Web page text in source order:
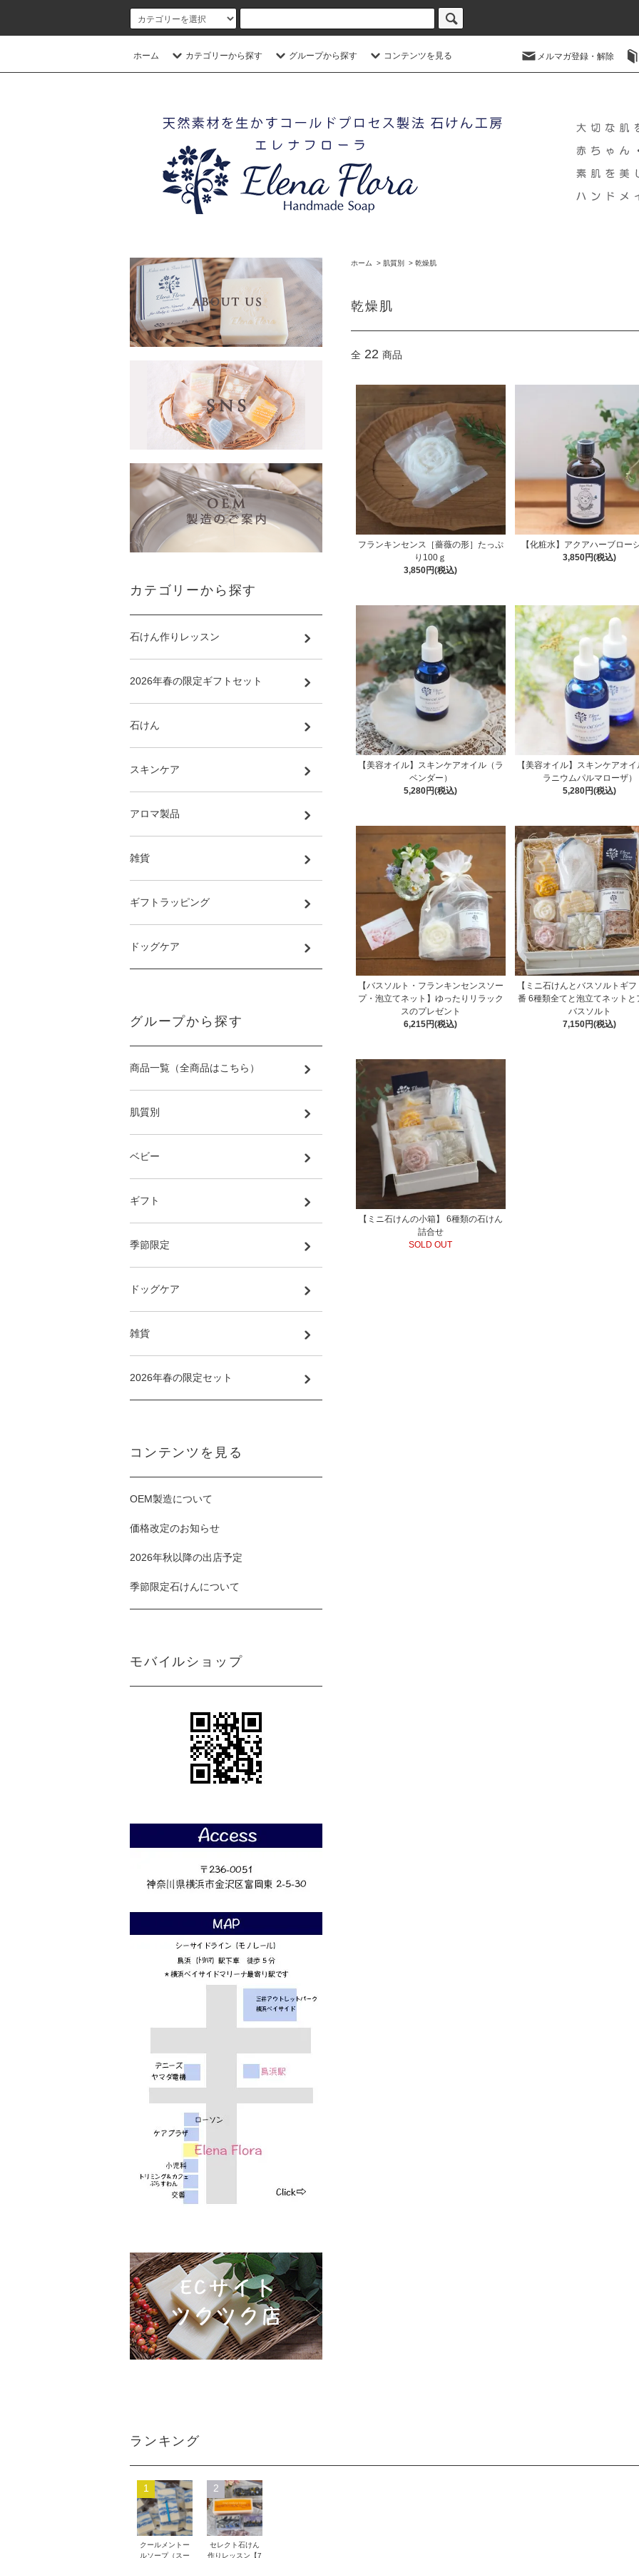
ホーム カテゴリーから探す グループから探す コンテンツを見る メルマガ登録・解除
ホーム > 肌質別 > 乾燥肌
乾燥肌
全 22 商品
フランキンセンス［薔薇の形］たっぷ
り100ｇ
3,850円(税込)
【化粧水】アクアハーブロー
3,850円(税込)
【美容オイル】スキンケアオイル（ラ
ベンダー）
5,280円(税込)
【美容オイル】スキンケアオ
ラニウムパルマローザ）
5,280円(税込)
【バスソルト・フランキンセンスソー
プ・泡立てネット】ゆったりリラック
スのプレゼント
6,215円(税込)
【ミニ石けんとバスソルトギ
番 6種類全てと泡立てネットと
バスソルト
7,150円(税込)
【ミニ石けんの小箱】 6種類の石けん
詰合せ
SOLD OUT
カテゴリーから探す
石けん作りレッスン
2026年春の限定ギフトセット
石けん
スキンケア
アロマ製品
雑貨
ギフトラッピング
ドッグケア
グループから探す
商品一覧（全商品はこちら）
肌質別
ベビー
ギフト
季節限定
ドッグケア
雑貨
2026年春の限定セット
コンテンツを見る
OEM製造について
価格改定のお知らせ
2026年秋以降の出店予定
季節限定石けんについて
モバイルショップ
ランキング
1
クールメントー
ルソープ（スー
2
セレクト石けん
作りレッスン【7